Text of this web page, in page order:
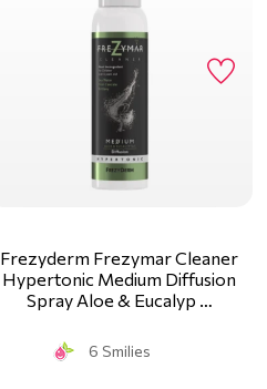
Frezyderm Frezymar Cleaner
Hypertonic Medium Diffusion
Spray Aloe & Eucalyp …
6 Smilies